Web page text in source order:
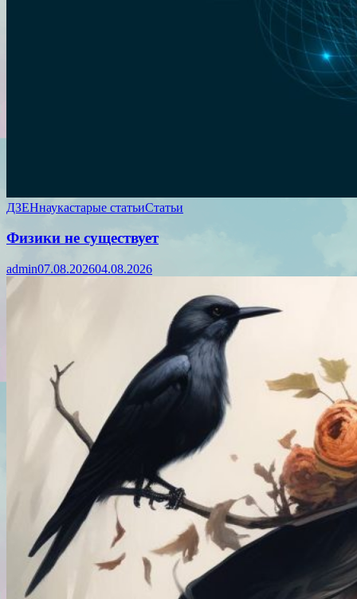
ДЗЕНнаукастарые статьиСтатьи
Физики не существует
admin07.08.202604.08.2026